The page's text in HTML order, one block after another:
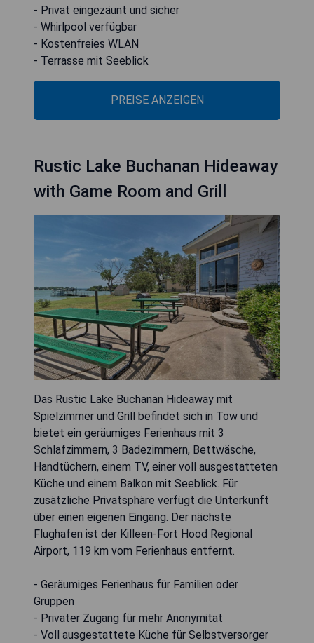
- Privat eingezäunt und sicher
- Whirlpool verfügbar
- Kostenfreies WLAN
- Terrasse mit Seeblick
PREISE ANZEIGEN
Rustic Lake Buchanan Hideaway
with Game Room and Grill
Das Rustic Lake Buchanan Hideaway mit
Spielzimmer und Grill befindet sich in Tow und
bietet ein geräumiges Ferienhaus mit 3
Schlafzimmern, 3 Badezimmern, Bettwäsche,
Handtüchern, einem TV, einer voll ausgestatteten
Küche und einem Balkon mit Seeblick. Für
zusätzliche Privatsphäre verfügt die Unterkunft
über einen eigenen Eingang. Der nächste
Flughafen ist der Killeen-Fort Hood Regional
Airport, 119 km vom Ferienhaus entfernt.
- Geräumiges Ferienhaus für Familien oder
Gruppen
- Privater Zugang für mehr Anonymität
- Voll ausgestattete Küche für Selbstversorger